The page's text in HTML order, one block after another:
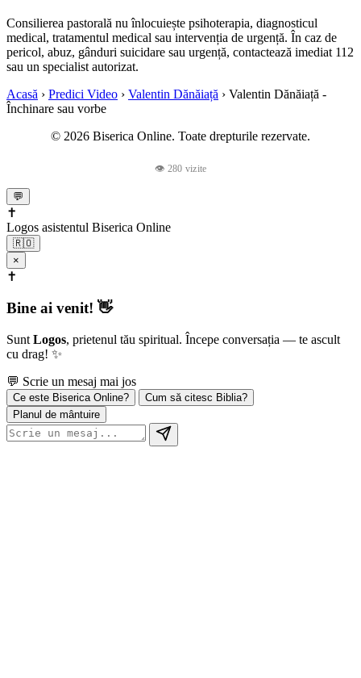
Consilierea pastorală nu înlocuiește psihoterapia, diagnosticul
medical, tratamentul medical sau intervenția de urgență. În caz de
pericol, abuz, gânduri suicidare sau urgență, contactează imediat 112
sau un specialist autorizat.
Acasă › Predici Video › Valentin Dănăiață › Valentin Dănăiață -
Închinare sau vorbe
© 2026 Biserica Online. Toate drepturile rezervate.
👁 280 vizite
💬
✝️
Logos asistentul Biserica Online
🇷🇴
×
✝️
Bine ai venit! 👋
Sunt Logos, prietenul tău spiritual. Începe conversația — te ascult
cu drag! ✨
💬 Scrie un mesaj mai jos
Ce este Biserica Online?
Cum să citesc Biblia?
Planul de mântuire